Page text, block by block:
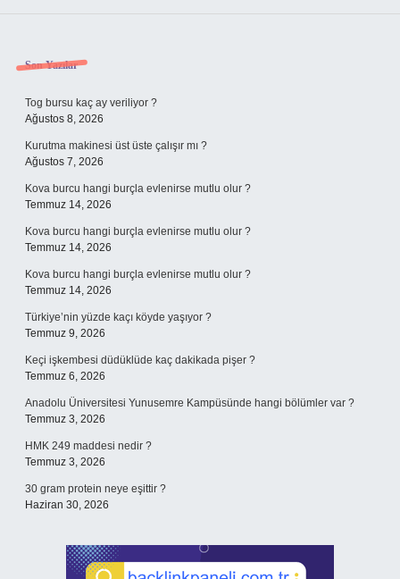
Sidebar
Son Yazılar
Tog bursu kaç ay veriliyor ?
Ağustos 8, 2026
Kurutma makinesi üst üste çalışır mı ?
Ağustos 7, 2026
Kova burcu hangi burçla evlenirse mutlu olur ?
Temmuz 14, 2026
Kova burcu hangi burçla evlenirse mutlu olur ?
Temmuz 14, 2026
Kova burcu hangi burçla evlenirse mutlu olur ?
Temmuz 14, 2026
Türkiye’nin yüzde kaçı köyde yaşıyor ?
Temmuz 9, 2026
Keçi işkembesi düdüklüde kaç dakikada pişer ?
Temmuz 6, 2026
Anadolu Üniversitesi Yunusemre Kampüsünde hangi bölümler var ?
Temmuz 3, 2026
HMK 249 maddesi nedir ?
Temmuz 3, 2026
30 gram protein neye eşittir ?
Haziran 30, 2026